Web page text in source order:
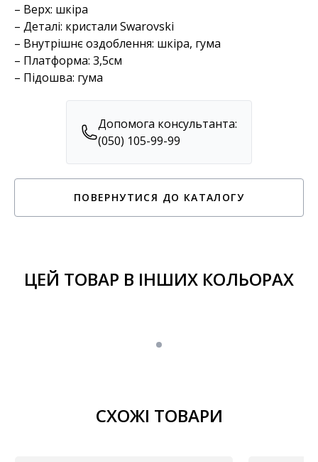
– Верх: шкіра
– Деталі: кристали Swarovski
– Внутрішнє оздоблення: шкіра, гума
– Платформа: 3,5см
– Підошва: гума
Допомога консультанта:
(050) 105-99-99
ПОВЕРНУТИСЯ ДО КАТАЛОГУ
ЦЕЙ ТОВАР В ІНШИХ КОЛЬОРАХ
СХОЖІ ТОВАРИ